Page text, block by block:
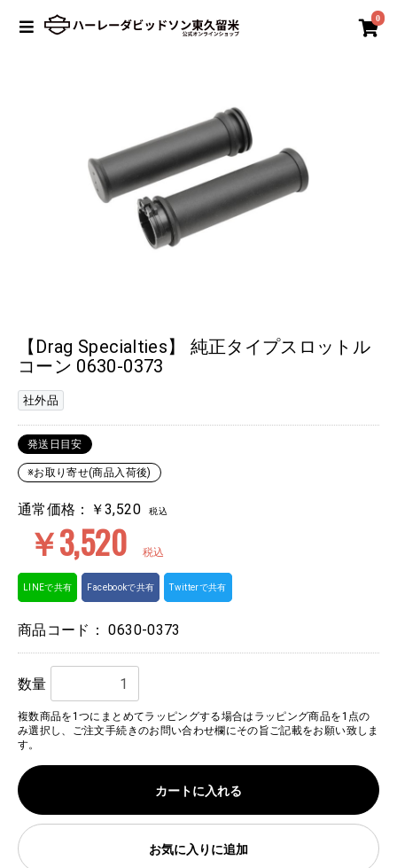
0
【Drag Specialties】 純正タイプスロットル
コーン 0630-0373
社外品
発送日目安
※お取り寄せ(商品入荷後)
通常価格：￥3,520 税込
￥3,520 税込
LINEで共有 Facebookで共有 Twitterで共有
商品コード：0630-0373
数量
複数商品を1つにまとめてラッピングする場合はラッピング商品を1点の
み選択し、ご注文手続きのお問い合わせ欄にその旨ご記載をお願い致しま
す。
カートに入れる
お気に入りに追加